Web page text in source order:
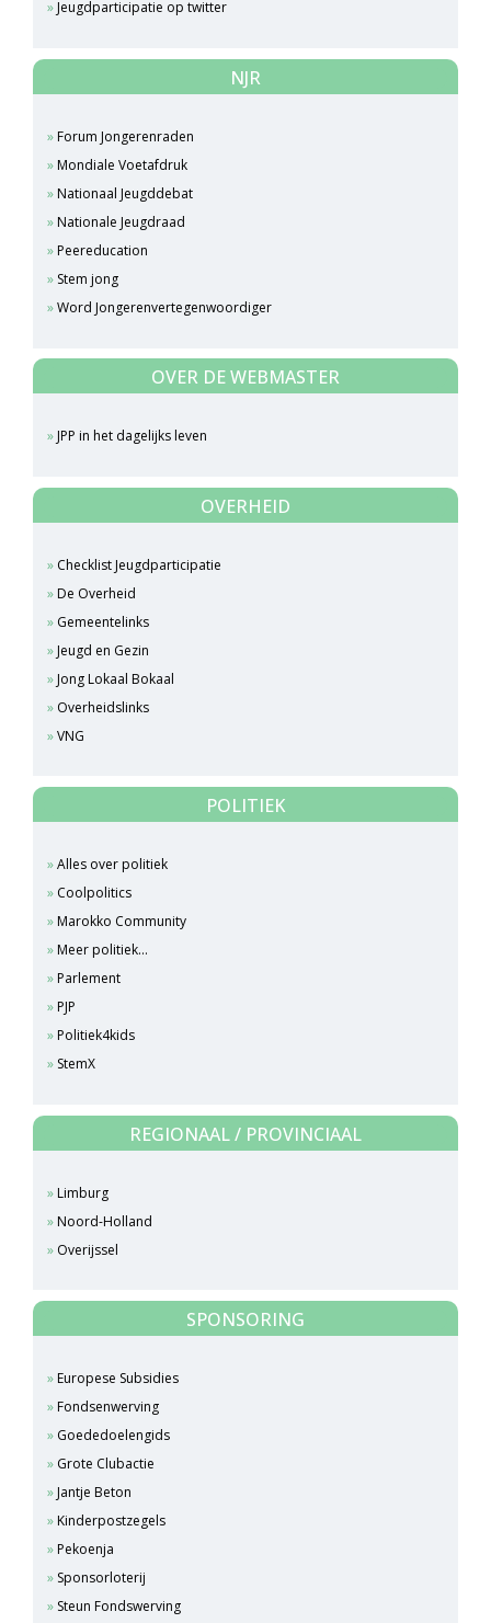
Jeugdparticipatie op twitter
NJR
Forum Jongerenraden
Mondiale Voetafdruk
Nationaal Jeugddebat
Nationale Jeugdraad
Peereducation
Stem jong
Word Jongerenvertegenwoordiger
OVER DE WEBMASTER
JPP in het dagelijks leven
OVERHEID
Checklist Jeugdparticipatie
De Overheid
Gemeentelinks
Jeugd en Gezin
Jong Lokaal Bokaal
Overheidslinks
VNG
POLITIEK
Alles over politiek
Coolpolitics
Marokko Community
Meer politiek...
Parlement
PJP
Politiek4kids
StemX
REGIONAAL / PROVINCIAAL
Limburg
Noord-Holland
Overijssel
SPONSORING
Europese Subsidies
Fondsenwerving
Goededoelengids
Grote Clubactie
Jantje Beton
Kinderpostzegels
Pekoenja
Sponsorloterij
Steun Fondswerving